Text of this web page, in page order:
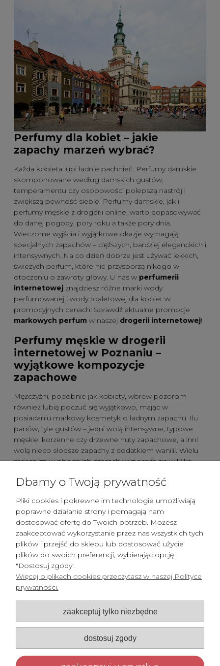
Perfumy dla kobiet – jakie
zapachy marzeń wybrać?
Każda kobieta lubi ładnie pachnieć. Perfumy damskie
skomponowane według damskich gustów,
temperamentu czy osobowości polepszą nastrój i
zwiększą pewność siebie. Perfumy damskie, jak i
perfumy męskie z drogerii online, warto dopasowywać
do danej pogody, pory roku a także pory dnia.
Wieczorne wyjścia i wyjątkowe okazje wymagają
specjalnych zapachów – cięższych, bardziej eleganckich i
intensywnych. Na co dzień dobrze jest używać lekkich,
świeżych perfum, które nie przysporzą nikogo w
otoczeniu o zawroty głowy. U nas w perfumerii
internetowej znajdziesz różne marki wody
perfumowanej i wody toaletowej dla kobiet w
promocyjnych cenach! Sprawdź aktualne promocje
markowych perfum w naszej drogerii internetowej!
Perfumy męskie w drogerii
internetowej w Poznaniu –
wyjątkowe kompozycje
zapachowe
Mężczyźni, podobnie jak kobiety, wbrew pozorom
również lubią poczuć się wyjątkowo, mając w
posiadaniu markowy kosmetyk o ładnym zapachu. Ilu
panów, tyle gustów – jedni wolą intensywne, typowe
męskie, korzenne czy drzewne nuty zapachowe, a inni
wolą nieco słodsze zapachy z dodatkiem wanilii. Wielu
mężczyzn w obecnych czasach wyposaża się w kilka
online, które stosują zamiennie w zależności od nastroju
marzeń, m.in. Davidoff, JOOP!, Playboy czy Ferrari.
Drogeria internetowa Perfumy Marzeń sprawi, że każdy
mężczyzna poczuje się luksusowo i wyjątkowo!
Zapoznaj się zopiniami zapachów marzeńi wybierz
własne, wymarzone perfumy markowe z naszej drogerii
online!
Płatności i dostawa
Moje konto
O nas
Dbamy o Twoją prywatność
Pliki cookies i pokrewne im technologie umożliwiają
poprawne działanie strony i pomagają nam
dostosować ofertę do Twoich potrzeb. Możesz
zaakceptować wykorzystanie przez nas wszystkich tych
plików i przejść do sklepu lub dostosować użycie
plików do swoich preferencji, wybierając opcję
"Dostosuj zgody".
Więcej o plikach cookies przeczytasz w naszej Polityce
prywatności.
zaakceptuj tylko niezbędne
dostosuj zgody